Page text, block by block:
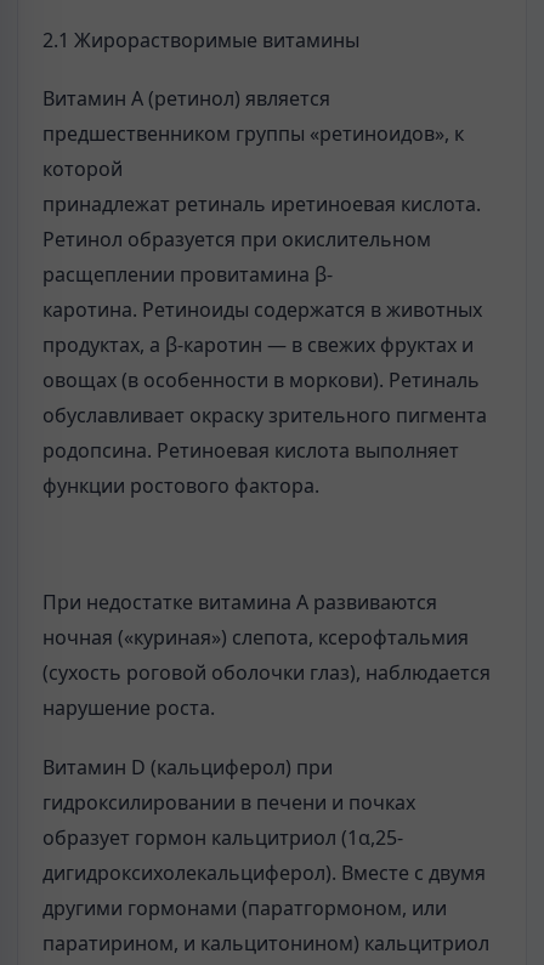
2.1 Жирорастворимые витамины
Витамин А (ретинол) является
предшественником группы «ретиноидов», к
которой
принадлежат ретиналь иретиноевая кислота.
Ретинол образуется при окислительном
расщеплении провитамина β-
каротина. Ретиноиды содержатся в животных
продуктах, а β-каротин — в свежих фруктах и
овощах (в особенности в моркови). Ретиналь
обуславливает окраску зрительного пигмента
родопсина. Ретиноевая кислота выполняет
функции ростового фактора.
При недостатке витамина А развиваются
ночная («куриная») слепота, ксерофтальмия
(сухость роговой оболочки глаз), наблюдается
нарушение роста.
Витамин D (кальциферол) при
гидроксилировании в печени и почках
образует гормон кальцитриол (1α,25-
дигидроксихолекальциферол). Вместе с двумя
другими гормонами (паратгормоном, или
паратирином, и кальцитонином) кальцитриол